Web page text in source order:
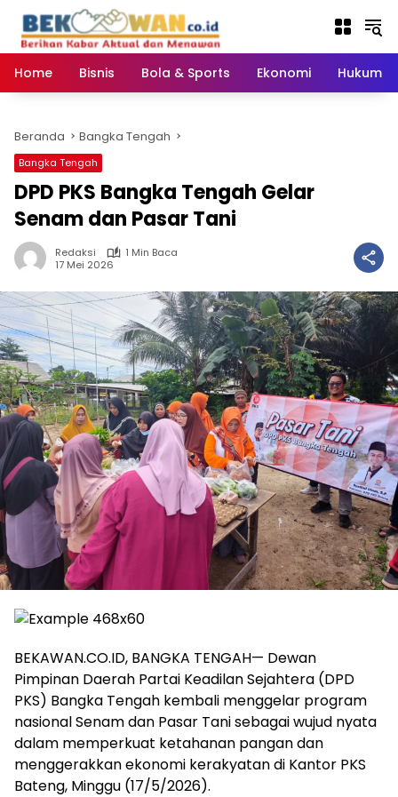
konten
Home
Bisnis Bola & Sports Ekonomi Hukum
Beranda Bangka Tengah
Bangka Tengah
DPD PKS Bangka Tengah Gelar
Senam dan Pasar Tani
Redaksi
1 Min Baca
17 Mei 2026
BEKAWAN.CO.ID, BANGKA TENGAH— Dewan
Pimpinan Daerah Partai Keadilan Sejahtera (DPD
PKS) Bangka Tengah kembali menggelar program
nasional Senam dan Pasar Tani sebagai wujud nyata
dalam memperkuat ketahanan pangan dan
menggerakkan ekonomi kerakyatan di Kantor PKS
Bateng, Minggu (17/5/2026).